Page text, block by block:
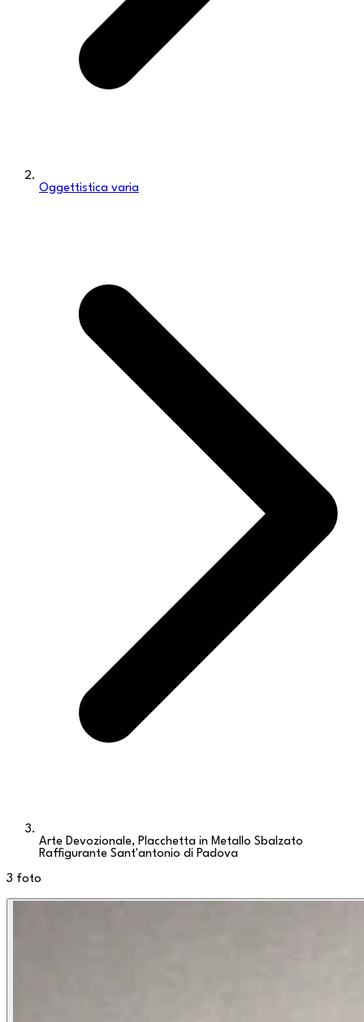
Oggettistica varia
Arte Devozionale, Placchetta in Metallo Sbalzato
Raffigurante Sant'antonio di Padova
3 foto